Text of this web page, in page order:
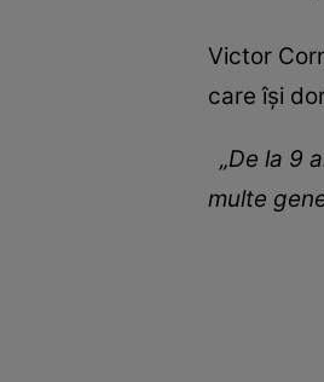
Victor
care își
„De la 9
multe